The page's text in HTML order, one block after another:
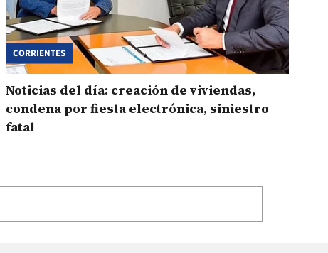
CORRIENTES
Noticias del día: creación de viviendas,
condena por fiesta electrónica, siniestro
fatal